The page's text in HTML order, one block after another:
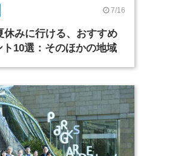
7/16
休みに行ける、おすすめ
ト10選：そのほかの地域